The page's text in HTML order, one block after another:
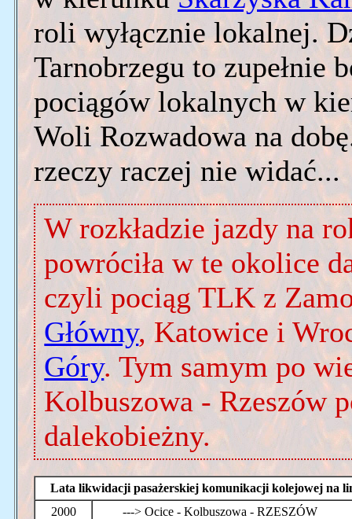
roli wyłącznie lokalnej.
Tarnobrzegu to zupełnie
pociągów lokalnych w
Woli Rozwadowa na
rzeczy raczej nie widać...
W rozkładzie jazdy na
powróciła w te okolice
czyli pociąg TLK z
Główny, Katowice i
Góry. Tym samym po
Kolbuszowa - Rzeszów
dalekobieżny.
Lata likwidacji pasażerskiej komunikacji kolejowej na
2000
---> Ocice - Kolbuszowa - RZESZÓW